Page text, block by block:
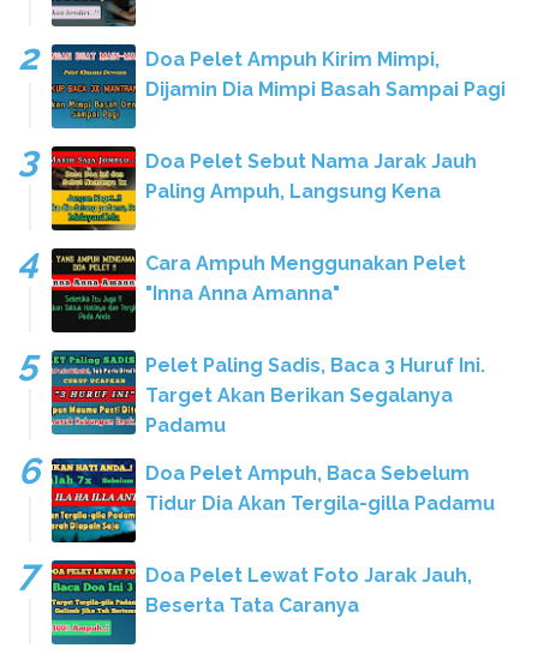
Doa Pelet Ampuh Kirim Mimpi,
Dijamin Dia Mimpi Basah Sampai Pagi
Doa Pelet Sebut Nama Jarak Jauh
Paling Ampuh, Langsung Kena
Cara Ampuh Menggunakan Pelet
"Inna Anna Amanna"
Pelet Paling Sadis, Baca 3 Huruf Ini.
Target Akan Berikan Segalanya
Padamu
Doa Pelet Ampuh, Baca Sebelum
Tidur Dia Akan Tergila-gilla Padamu
Doa Pelet Lewat Foto Jarak Jauh,
Beserta Tata Caranya